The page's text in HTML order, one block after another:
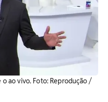
ao vivo. ​Foto: Reprodução /